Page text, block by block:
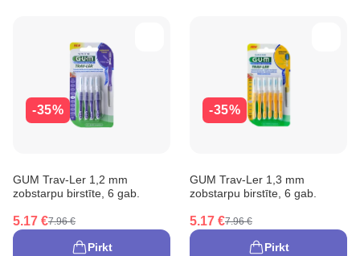
-35%
GUM Trav-Ler 1,2 mm
zobstarpu birstīte, 6 gab.
5.17 €7.96 €
Pirkt
-35%
GUM Trav-Ler 1,3 mm
zobstarpu birstīte, 6 gab.
5.17 €7.96 €
Pirkt